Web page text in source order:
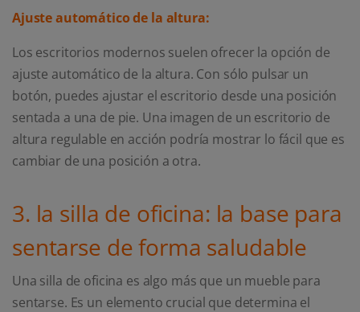
Ajuste automático de la altura:
Los escritorios modernos suelen ofrecer la opción de
ajuste automático de la altura. Con sólo pulsar un
botón, puedes ajustar el escritorio desde una posición
sentada a una de pie. Una imagen de un escritorio de
altura regulable en acción podría mostrar lo fácil que es
cambiar de una posición a otra.
3. la silla de oficina: la base para
sentarse de forma saludable
Una silla de oficina es algo más que un mueble para
sentarse. Es un elemento crucial que determina el